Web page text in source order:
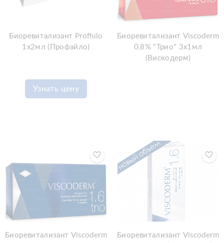
Биоревитализант Profhilo
1x2мл (Профайло)
Узнать цену
Биоревитализант Viscoderm
0,8% "Трио" 3х1мл
(Вискодерм)
Биоревитализант Viscoderm
Биоревитализант Viscoderm